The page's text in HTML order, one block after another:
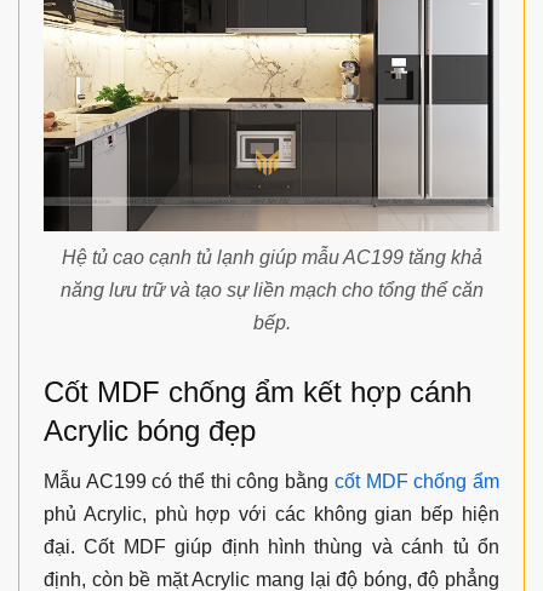
Hệ tủ cao cạnh tủ lạnh giúp mẫu AC199 tăng khả
năng lưu trữ và tạo sự liền mạch cho tổng thể căn
bếp.
Cốt MDF chống ẩm kết hợp cánh
Acrylic bóng đẹp
Mẫu AC199 có thể thi công bằng cốt MDF chống ẩm
phủ Acrylic, phù hợp với các không gian bếp hiện
đại. Cốt MDF giúp định hình thùng và cánh tủ ổn
định, còn bề mặt Acrylic mang lại độ bóng, độ phẳng